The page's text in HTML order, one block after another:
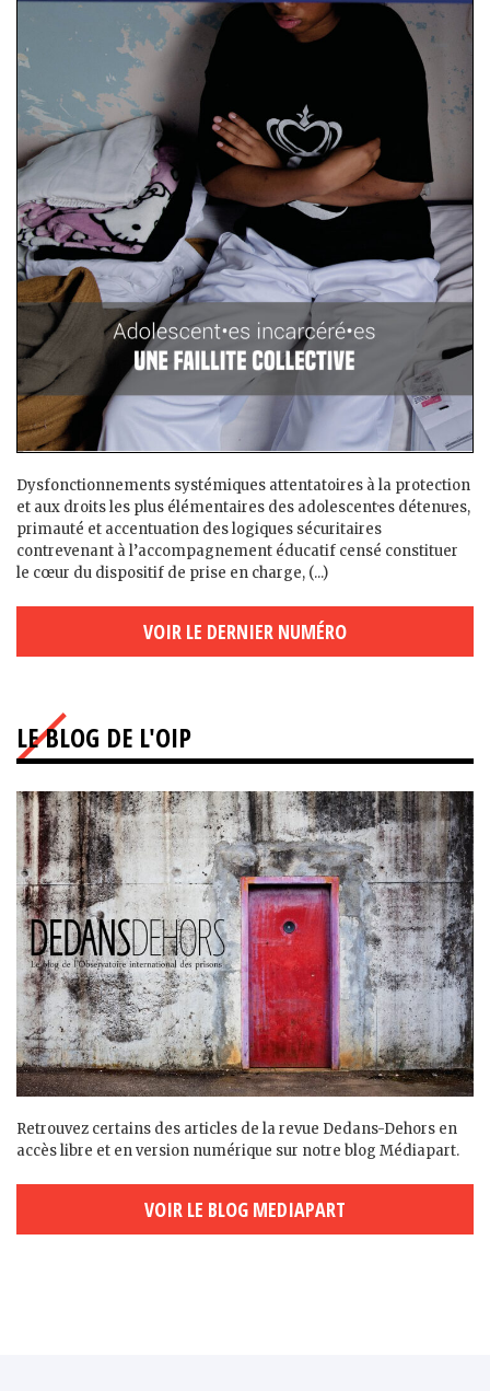
Dysfonctionnements systémiques attentatoires à la protection
et aux droits les plus élémentaires des adolescent·es détenu·es,
primauté et accentuation des logiques sécuritaires
contrevenant à l’accompagnement éducatif censé constituer
le cœur du dispositif de prise en charge, (...)
VOIR LE DERNIER NUMÉRO
LE BLOG DE L'OIP
Retrouvez certains des articles de la revue Dedans-Dehors en
accès libre et en version numérique sur notre blog Médiapart.
VOIR LE BLOG MEDIAPART